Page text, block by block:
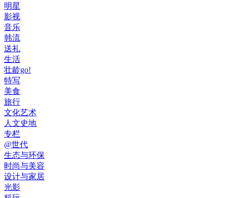
明星
影视
音乐
韩流
送礼
生活
壮龄go!
特写
美食
旅行
文化艺术
人文史地
专栏
@世代
生态与环保
时尚与美容
设计与家居
光影